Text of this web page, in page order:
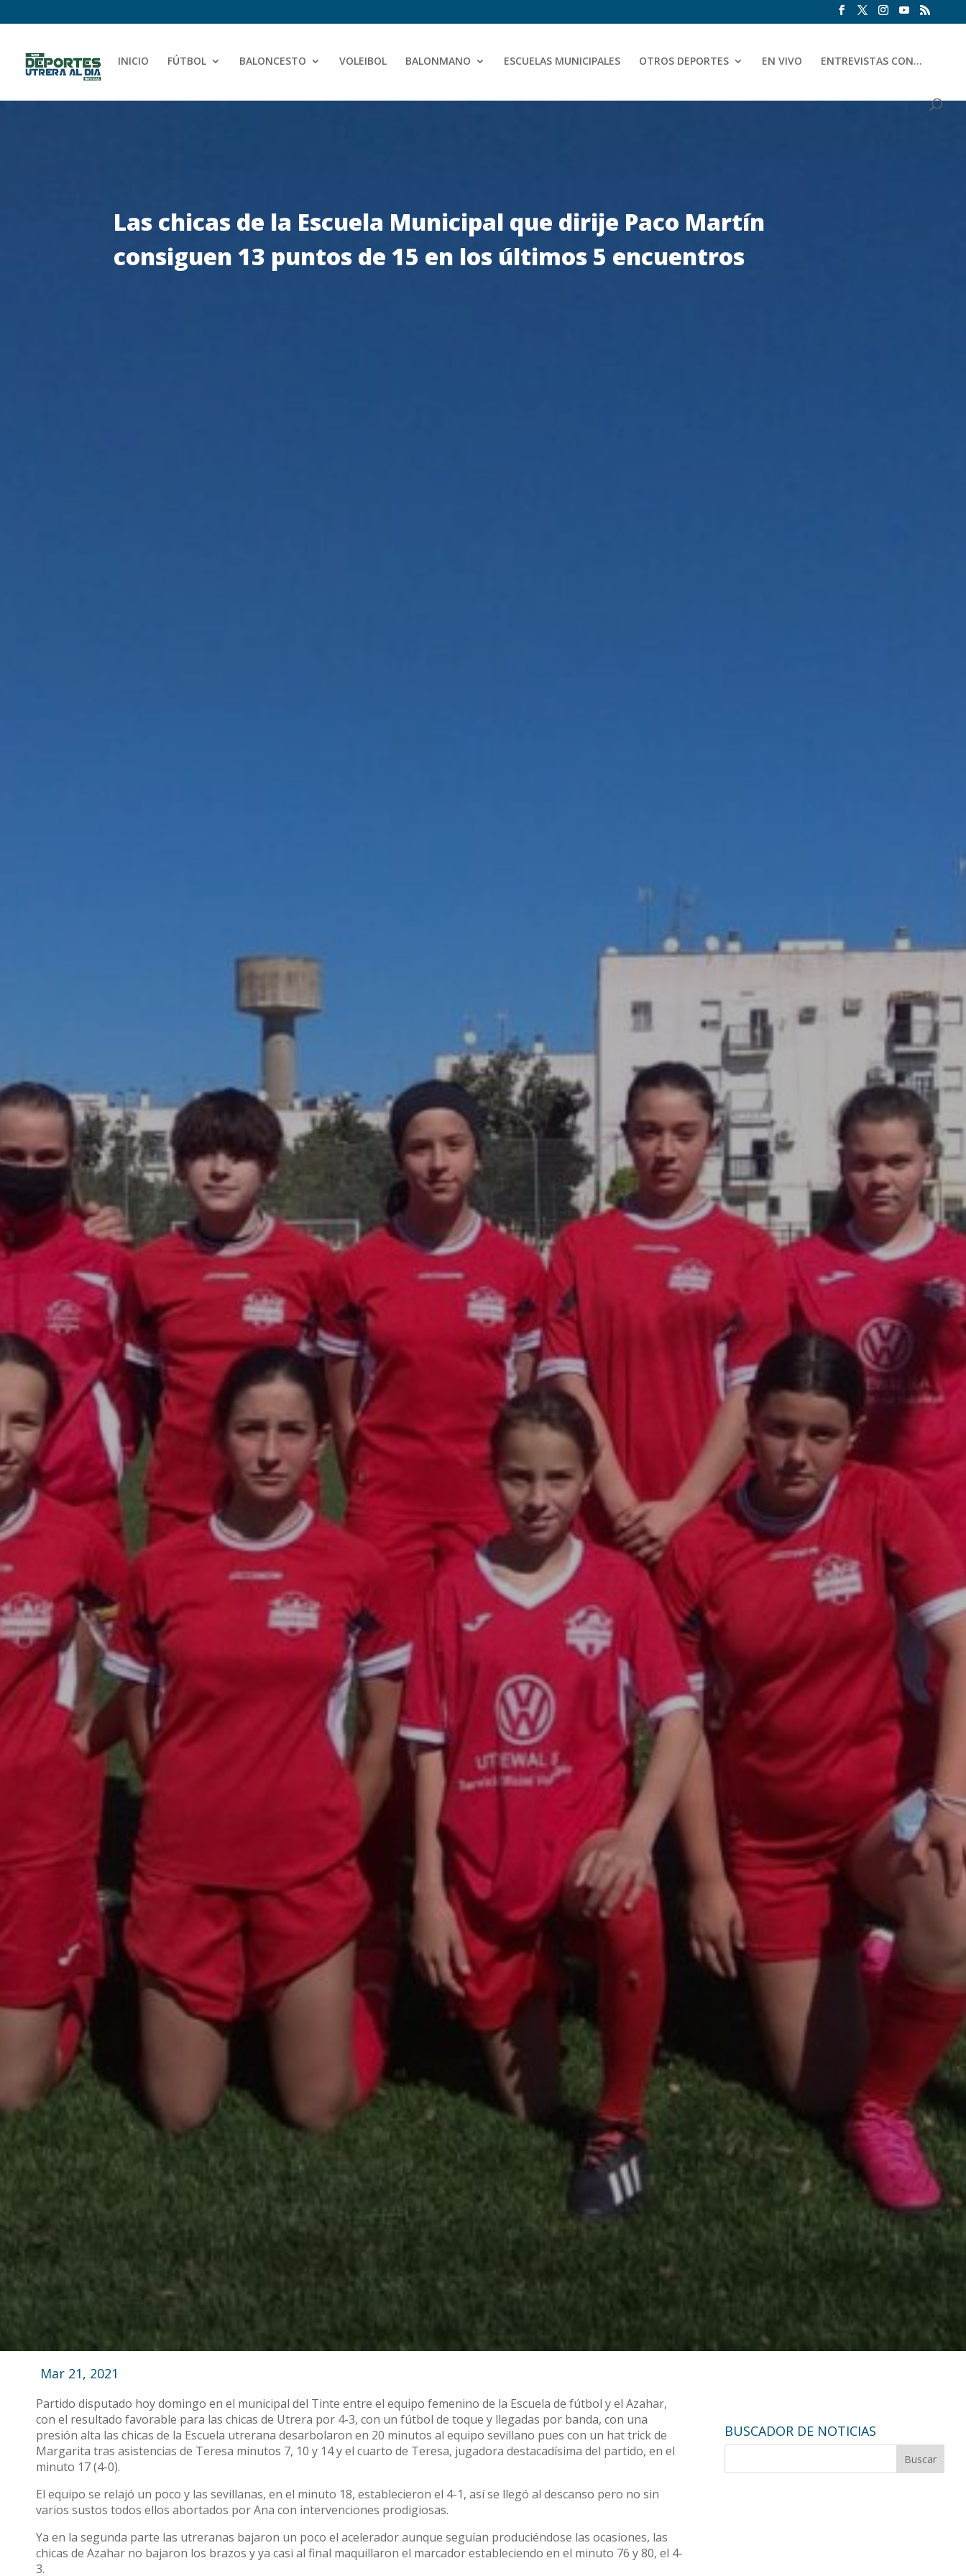
INICIO FÚTBOL BALONCESTO VOLEIBOL BALONMANO ESCUELAS MUNICIPALES OTROS DEPORTES EN VIVO ENTREVISTAS CON…
Las chicas de la Escuela Municipal que dirije Paco Martín
consiguen 13 puntos de 15 en los últimos 5 encuentros
Mar 21, 2021
Partido disputado hoy domingo en el municipal del Tinte entre el equipo femenino de la Escuela de fútbol y el Azahar,
con el resultado favorable para las chicas de Utrera por 4-3, con un fútbol de toque y llegadas por banda, con una
presión alta las chicas de la Escuela utrerana desarbolaron en 20 minutos al equipo sevillano pues con un hat trick de
Margarita tras asistencias de Teresa minutos 7, 10 y 14 y el cuarto de Teresa, jugadora destacadísima del partido, en el
minuto 17 (4-0).
El equipo se relajó un poco y las sevillanas, en el minuto 18, establecieron el 4-1, así se llegó al descanso pero no sin
varios sustos todos ellos abortados por Ana con intervenciones prodigiosas.
Ya en la segunda parte las utreranas bajaron un poco el acelerador aunque seguían produciéndose las ocasiones, las
chicas de Azahar no bajaron los brazos y ya casi al final maquillaron el marcador estableciendo en el minuto 76 y 80, el 4-
3.
BUSCADOR DE NOTICIAS